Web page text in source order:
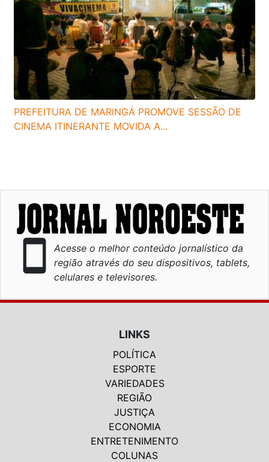
PREFEITURA DE MARINGÁ PROMOVE SESSÃO DE
CINEMA ITINERANTE MOVIDA A...
smartphone
Acesse o melhor conteúdo jornalístico da
região através do seu dispositivos, tablets,
celulares e televisores.
LINKS
POLÍTICA
ESPORTE
VARIEDADES
REGIÃO
JUSTIÇA
ECONOMIA
ENTRETENIMENTO
COLUNAS